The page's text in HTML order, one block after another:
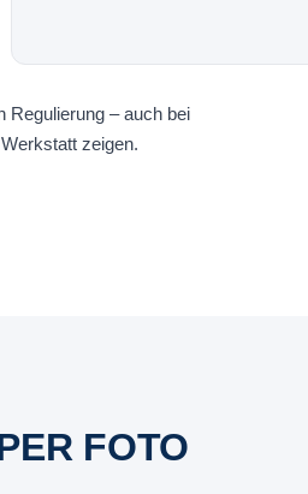
Regulierung – auch bei
zeigen.
FOTO